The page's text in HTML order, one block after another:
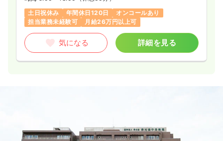
土日祝休み
年間休日120日
オンコールあり
担当業務未経験可
月給26万円以上可
気になる 詳細を見る